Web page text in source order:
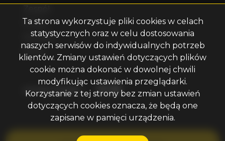
Praca
Kontakt
Rodo
social media Facebook
Facebook
Facebook
Ta strona wykorzystuje pliki cookies w celach
statystycznych oraz w celu dostosowania
naszych serwisów do indywidualnych potrzeb
klientów. Zmiany ustawień dotyczących plików
cookie można dokonać w dowolnej chwili
modyfikując ustawienia przeglądarki.
Korzystanie z tej strony bez zmian ustawień
dotyczących cookies oznacza, że będą one
zapisane w pamięci urządzenia.